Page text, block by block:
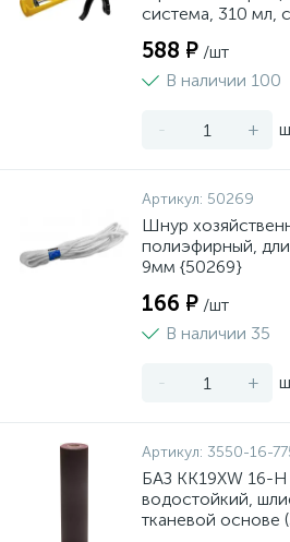
система, 310 мл,
588 ₽ /шт
В наличии 100
- +
Артикул: 50269
Шнур
полиэфирный,
9мм {50269}
166 ₽ /шт
В наличии 35
- +
Артикул: 3550-16-
БАЗ KK19XW 16-
водостойкий,
тканевой основе